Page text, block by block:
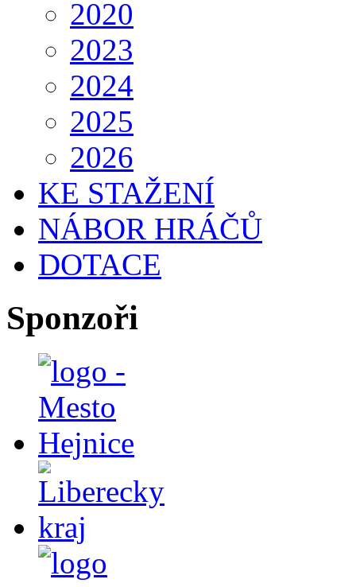
2020
2023
2024
2025
2026
KE STAŽENÍ
NÁBOR HRÁČŮ
DOTACE
Sponzoři